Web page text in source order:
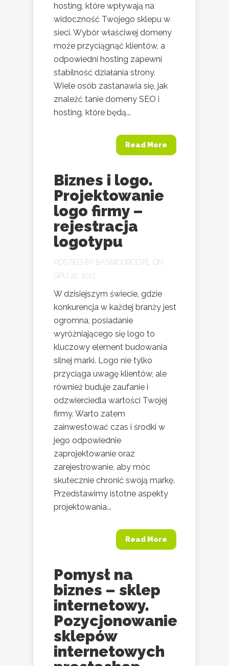
hosting, które wpływają na
widoczność Twojego sklepu w
sieci. Wybór właściwej domeny
może przyciągnąć klientów, a
odpowiedni hosting zapewni
stabilność działania strony.
Wiele osób zastanawia się, jak
znaleźć tanie domeny SEO i
hosting, które będą...
Read More
Biznes i logo.
Projektowanie
logo firmy –
rejestracja
logotypu
POSTED BY BASNIOGROD.PL
ON
GRU 20, 2017
W dzisiejszym świecie, gdzie
konkurencja w każdej branży jest
ogromna, posiadanie
wyróżniającego się logo to
kluczowy element budowania
silnej marki. Logo nie tylko
przyciąga uwagę klientów, ale
również buduje zaufanie i
odzwierciedla wartości Twojej
firmy. Warto zatem
zainwestować czas i środki w
jego odpowiednie
zaprojektowanie oraz
zarejestrowanie, aby móc
skutecznie chronić swoją markę.
Przedstawimy istotne aspekty
projektowania...
Read More
Pomysł na
biznes – sklep
internetowy.
Pozycjonowanie
sklepów
internetowych